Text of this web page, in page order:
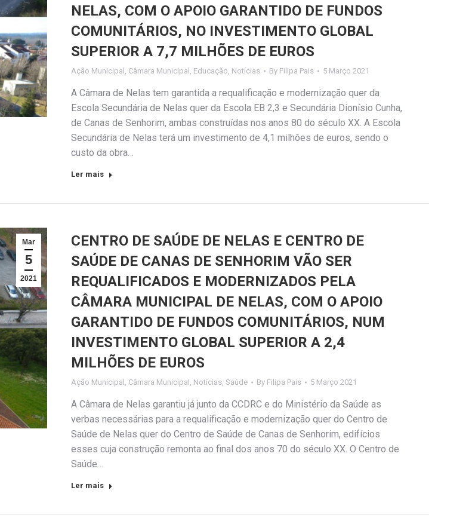
NELAS, COM O APOIO GARANTIDO DE FUNDOS
COMUNITÁRIOS, NO INVESTIMENTO GLOBAL
SUPERIOR A 7,7 MILHÕES DE EUROS
Ação Municipal , Câmara Municipal , Educação, Notícias By Filipa Pais 5 Março 2021
A Câmara de Nelas tem garantida a requalificação e modernização quer da
Escola Secundária de Nelas quer da Escola EB 2,3 e Secundária Dionísio Cunha,
de Canas de Senhorim, ambas construídas nos anos 80 do século XX. A Escola
Secundária de Nelas terá um investimento de 4,1 milhões de euros, sendo o
custo da obra…
Ler mais
Mar
5
2021
CENTRO DE SAÚDE DE NELAS E CENTRO DE
SAÚDE DE CANAS DE SENHORIM VÃO SER
REQUALIFICADOS E MODERNIZADOS PELA
CÂMARA MUNICIPAL DE NELAS, COM O APOIO
GARANTIDO DE FUNDOS COMUNITÁRIOS, NUM
INVESTIMENTO GLOBAL SUPERIOR A 2,4
MILHÕES DE EUROS
Ação Municipal , Câmara Municipal , Notícias, Saúde By Filipa Pais 5 Março 2021
A Câmara de Nelas garantiu já junto da CCDRC e do Ministério da Saúde as
verbas necessárias para a requalificação e modernização quer do Centro de
Saúde de Nelas quer do Centro de Saúde de Canas de Senhorim, edifícios
esses cuja construção remonta ao final dos anos 70 do século XX. O Centro de
Saúde…
Ler mais